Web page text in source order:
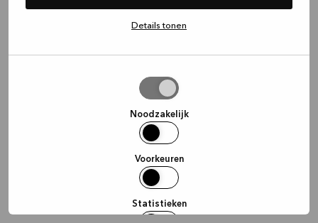
Details tonen
Noodzakelijk
Voorkeuren
Statistieken